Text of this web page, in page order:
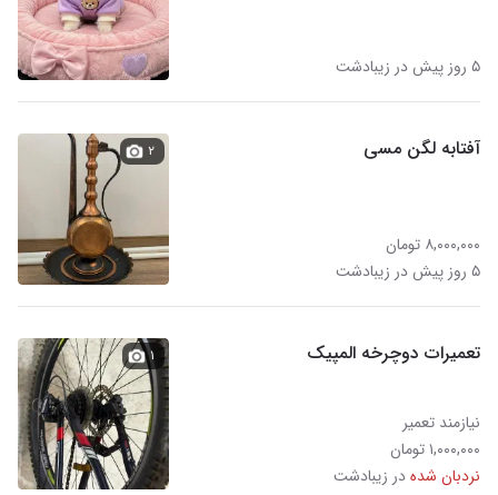
۵ روز پیش در زیبادشت
آفتابه لگن مسی
۸,۰۰۰,۰۰۰ تومان
۵ روز پیش در زیبادشت
۲
تعمیرات دوچرخه المپیک
نیازمند تعمیر
۱,۰۰۰,۰۰۰ تومان
نردبان شدهدر زیبادشت
۱